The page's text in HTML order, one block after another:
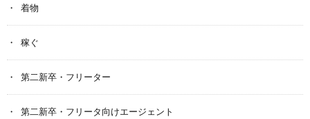
着物
稼ぐ
第二新卒・フリーター
第二新卒・フリータ向けエージェント